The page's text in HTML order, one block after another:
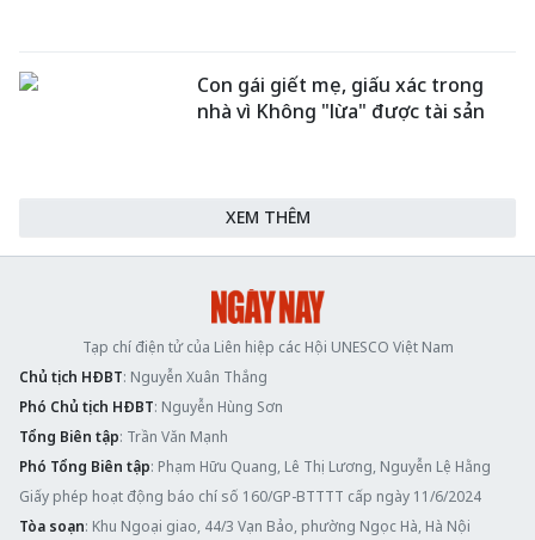
Con gái giết mẹ, giấu xác trong
nhà vì Không "lừa" được tài sản
XEM THÊM
Tạp chí điện tử của Liên hiệp các Hội UNESCO Việt Nam
Chủ tịch HĐBT: Nguyễn Xuân Thắng
Phó Chủ tịch HĐBT: Nguyễn Hùng Sơn
Tổng Biên tập: Trần Văn Mạnh
Phó Tổng Biên tập: Phạm Hữu Quang, Lê Thị Lương, Nguyễn Lệ Hằng
Giấy phép hoạt động báo chí số 160/GP-BTTTT cấp ngày 11/6/2024
Tòa soạn: Khu Ngoại giao, 44/3 Vạn Bảo, phường Ngọc Hà, Hà Nội